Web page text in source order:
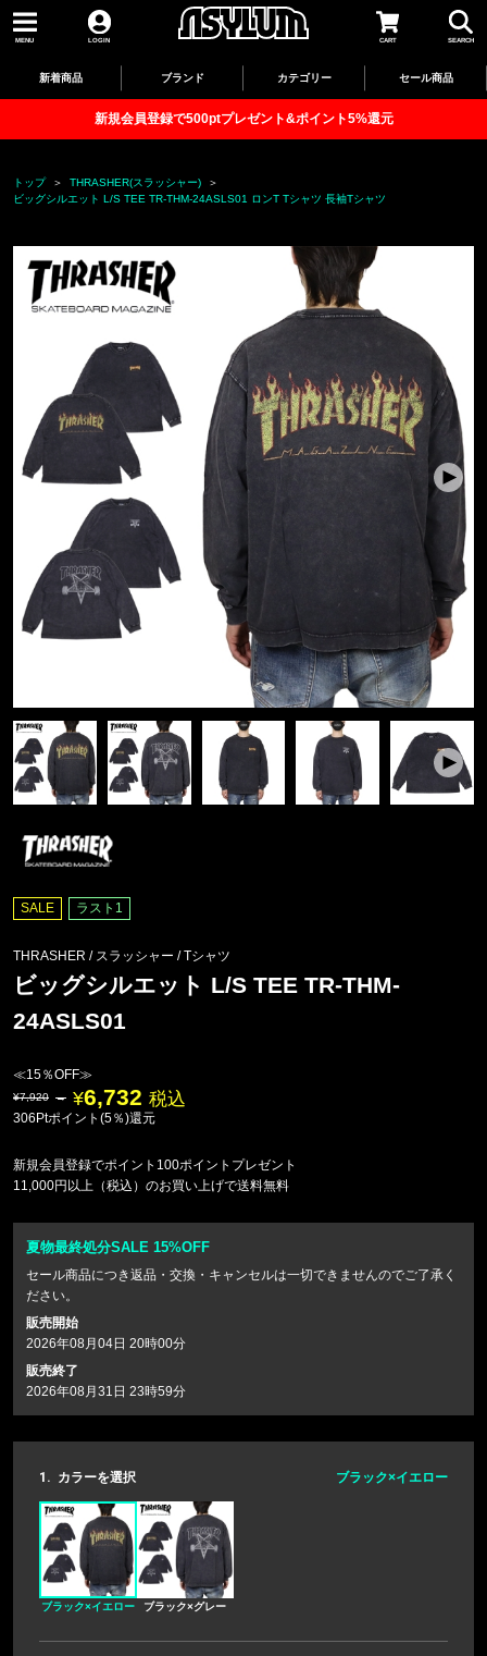
MENU LOGIN CART SEARCH
新着商品 ブランド カテゴリー セール商品
新規会員登録で500ptプレゼント&ポイント5%還元
トップ
THRASHER(スラッシャー)
ビッグシルエット L/S TEE TR-THM-24ASLS01 ロンT Tシャツ 長袖Tシャツ
SALE ラスト1
THRASHER / スラッシャー /Tシャツ
ビッグシルエット L/S TEE TR-THM-
24ASLS01
≪15％OFF≫
7,920 6,732 税込
306Ptポイント(5％)還元
新規会員登録でポイント100ポイントプレゼント
11,000円以上（税込）のお買い上げで送料無料
夏物最終処分SALE 15%OFF
セール商品につき返品・交換・キャンセルは一切できませんのでご了承く
ださい。
販売開始
2026年08月04日 20時00分
販売終了
2026年08月31日 23時59分
1. カラーを選択 ブラック×イエロー
ブラック×イエロー ブラック×グレー